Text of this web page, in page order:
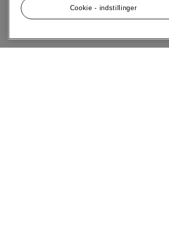
Cookie - indstillinger